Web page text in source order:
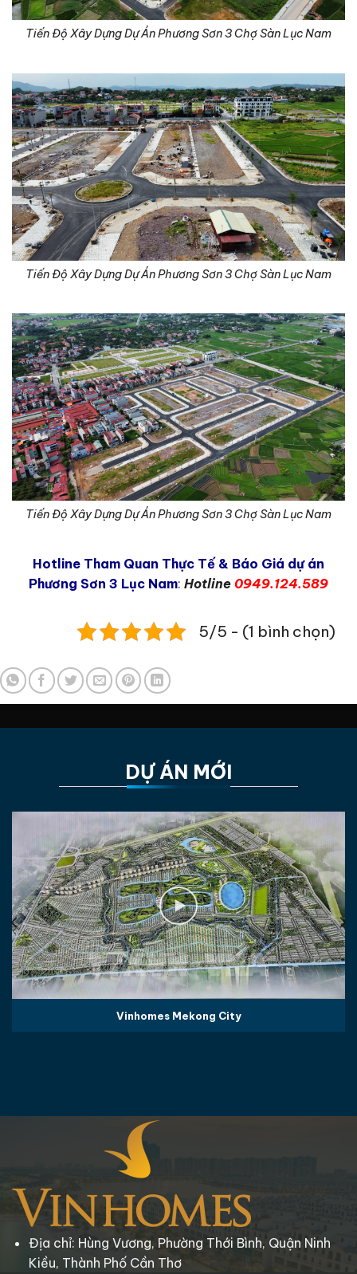
Tiến Độ Xây Dựng Dự Án Phương Sơn 3 Chợ Sàn Lục Nam
Tiến Độ Xây Dựng Dự Án Phương Sơn 3 Chợ Sàn Lục Nam
Tiến Độ Xây Dựng Dự Án Phương Sơn 3 Chợ Sàn Lục Nam
Hotline Tham Quan Thực Tế & Báo Giá dự án
Phương Sơn 3 Lục Nam: Hotline 0949.124.589
5/5 - (1 bình chọn)
DỰ ÁN MỚI
Vinhomes Mekong City
Địa chỉ: Hùng Vương, Phường Thới Bình, Quận Ninh
Kiều, Thành Phố Cần Thơ